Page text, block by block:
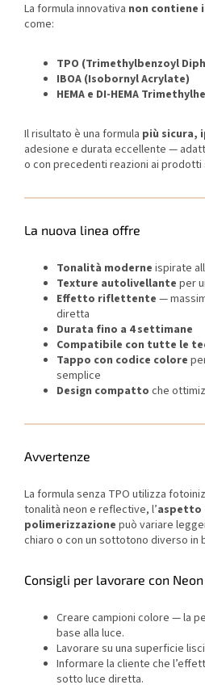
La formula innovativa non contiene
come:
TPO (Trimethylbenzoyl
IBOA (Isobornyl Acrylate)
HEMA e DI-HEMA
Il risultato è una formula più sicura,
adesione e durata eccellente —
o con precedenti reazioni ai prodotti
La nuova linea offre
Tonalità moderne ispirate
Texture autolivellante per
Effetto riflettente —
diretta
Durata fino a 4 settimane
Compatibile con tutte le
Tappo con codice colore
semplice
Design compatto che
Avvertenze
La formula senza TPO utilizza
tonalità neon e reflective, l’aspetto
polimerizzazione può variare
chiaro o con un sottotono diverso in
Consigli per lavorare con
Creare campioni colore — la
base alla luce.
Lavorare su una superficie
Informare la cliente che
sotto luce diretta.